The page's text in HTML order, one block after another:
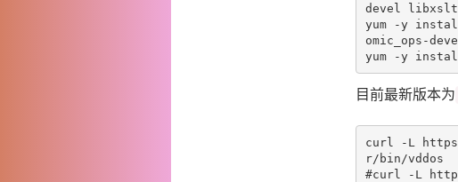
devel
yum -y
omic_ops-
yum -y
目前最新版本为
curl -L
#curl -L